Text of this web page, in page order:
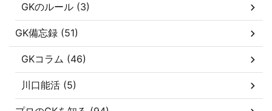
GKのルール (3)
GK備忘録 (51)
GKコラム (46)
川口能活 (5)